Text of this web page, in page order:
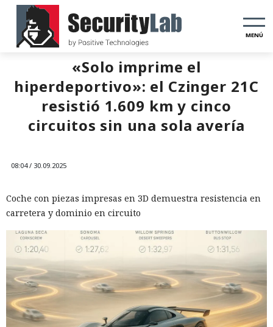
MENÚ
«Solo imprime el
hiperdeportivo»: el Czinger 21C
resistió 1.609 km y cinco
circuitos sin una sola avería
08:04 / 30.09.2025
Coche con piezas impresas en 3D demuestra resistencia en
carretera y dominio en circuito